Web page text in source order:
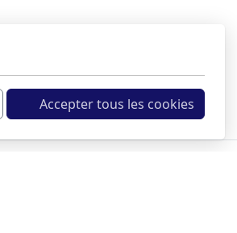
Accepter tous les cookies